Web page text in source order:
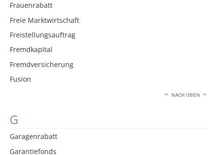
Frauenrabatt
Freie Marktwirtschaft
Freistellungsauftrag
Fremdkapital
Fremdversicherung
Fusion
NACH OBEN
G
Garagenrabatt
Garantiefonds